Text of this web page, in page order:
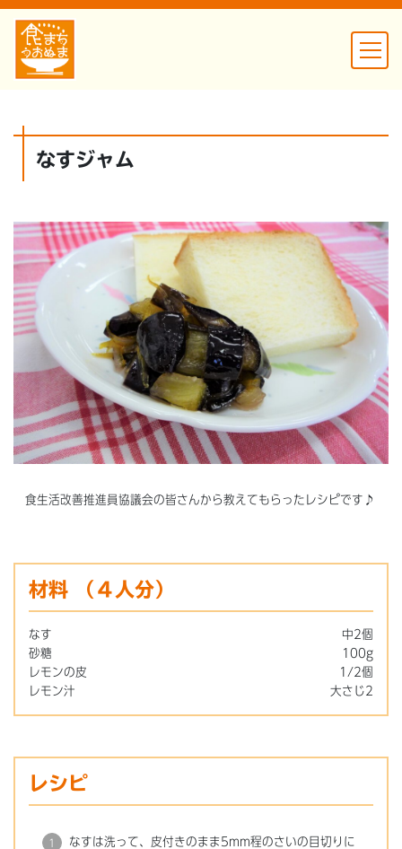
なすジャム
食生活改善推進員協議会の皆さんから教えてもらったレシピです♪
材料 （４人分）
なす
中2個
砂糖
100g
レモンの皮
1/2個
レモン汁
大さじ2
レシピ
なすは洗って、皮付きのまま5mm程のさいの目切りに